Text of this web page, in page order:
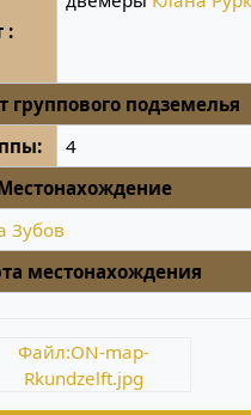
:
группового подземелья
4
Зубов
местонахождения
Файл:ON-map-
Rkundzelft.jpg